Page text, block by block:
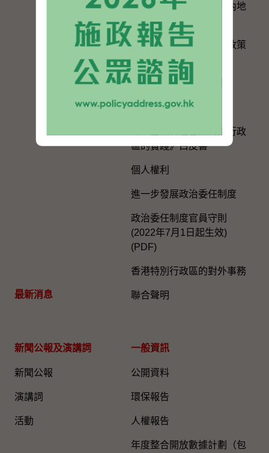
最新消息
香港特別行政區政府與內地
的官方聯繫
便利港人在內地發展的政策
措施
在內地及台灣的辦事處
選舉事務
《一國兩制在香港特別行政
區的實踐》白皮書
個人權利
進一步發展政治委任制度
政治委任制度官員守則
(2022年7月1日起生效)
(PDF)
香港特別行政區的對外事務
聯合聲明
新聞公報及演講詞
新聞公報
演講詞
活動
一般資訊​
公開資料
環保報告
人權報告
年度整合開放數據計劃（包